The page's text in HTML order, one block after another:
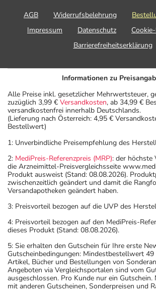
AGB Widerrufsbelehrung
Impressum
Datenschutz
Barrierefreiheitserklärung
Informationen zu
Alle Preise inkl. gesetzlicher Mehrwertsteuer,
zuzüglich 3,99 € Versandkosten, ab 34,99 €
versandkostenfrei innerhalb Deutschlands.
(Lieferung nach Österreich: 4,95 €
Bestellwert)
1: Unverbindliche Preisempfehlung des
2: MediPreis-Referenzpreis (MRP): der höchste
die Arzneimittel-Preisvergleichsseite
Produkt ausweist (Stand: 08.08.2026).
zwischenzeitlich geändert und damit die
Versandapotheken geändert haben.
3: Preisvorteil bezogen auf die UVP des
4: Preisvorteil bezogen auf den MediPreis-
dieses Produkt (Stand: 08.08.2026).
5: Sie erhalten den Gutschein für Ihre erste
Gutscheinbedingungen: Mindestbestellwert
Artikel, Bücher und Bestellungen von
Angeboten via Vergleichsportalen sind vom
ausgeschlossen. Pro Kunde nur ein
mit anderen Gutscheinen, Sonderpreisen und